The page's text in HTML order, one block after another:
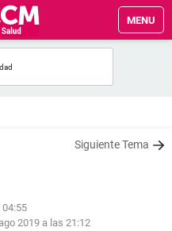
MENU
Siguiente Tema
04:55
2019 a las 21:12